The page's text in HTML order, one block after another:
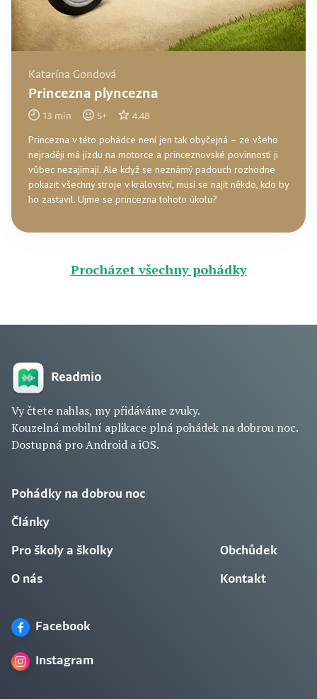
Katarína Gondová
Princezna plyncezna
13 min 5+ 4.48
Princezna v této pohádce není jen tak obyčejná – ze všeho
nejraději má jízdu na motorce a princeznovské povinnosti ji
vůbec nezajímají. Ale když se neznámý padouch rozhodne
pokazit všechny stroje v království, musí se najít někdo, kdo by
ho zastavil. Ujme se princezna tohoto úkolu?
Procházet všechny pohádky
Vy čtete nahlas, my přidáváme zvuky.
Kouzelná mobilní aplikace plná pohádek na dobrou noc.
Dostupná pro Android a iOS.
Pohádky na dobrou noc
Články
Pro školy a školky
O nás
Obchůdek
Kontakt
Facebook
Instagram